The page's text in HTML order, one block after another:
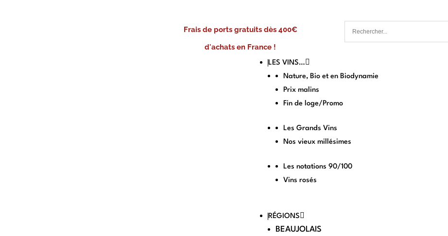
Frais de ports gratuits dès 400€
d'achats en France !
LES VINS…
Nature, Bio et en Biodynamie
Prix malins
Fin de loge/Promo
Les Grands Vins
Nos vieux millésimes
Les notations 90/100
Vins rosés
RÉGIONS
BEAUJOLAIS